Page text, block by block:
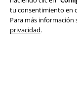
tu consentimiento en
Para más
privacidad.